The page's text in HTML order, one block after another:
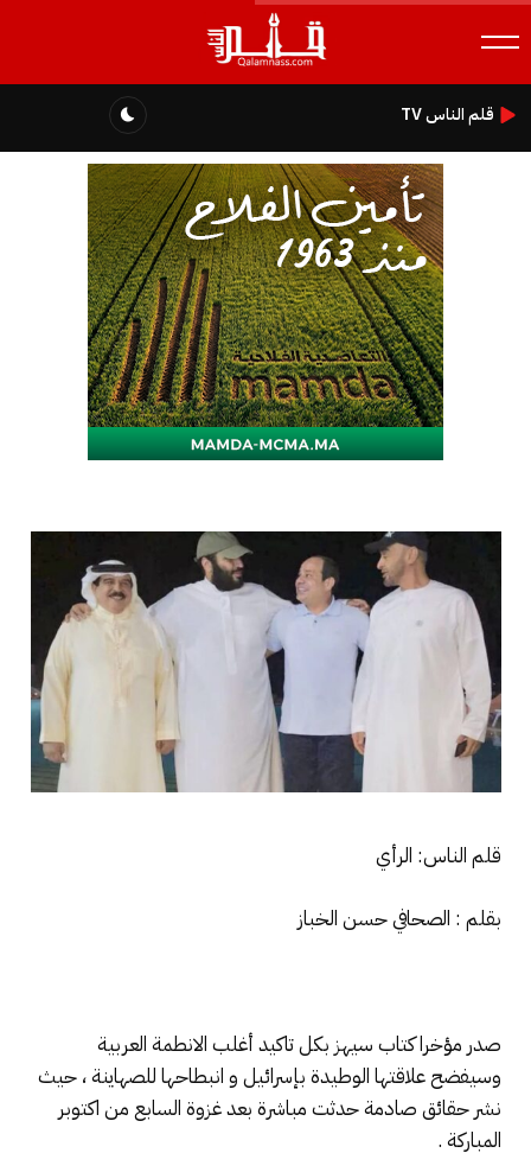
قلم الناس TV
قلم الناس: الرأي
بقلم : الصحافي حسن الخباز
صدر مؤخرا كتاب سيهز بكل تاكيد أغلب الانطمة العربية
وسيفضح علاقتها الوطيدة بإسرائيل و انبطاحها للصهاينة ، حيث
نشر حقائق صادمة حدثت مباشرة بعد غزوة السابع من اكتوبر
المباركة .